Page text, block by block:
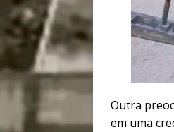
Outra
em uma